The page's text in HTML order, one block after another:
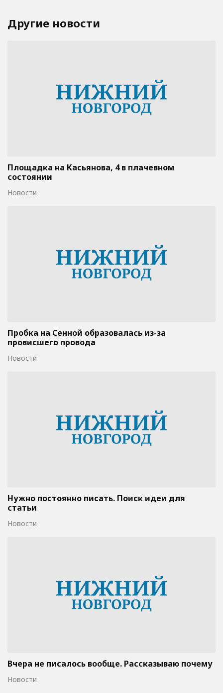
Другие новости
Площадка на Касьянова, 4 в плачевном
состоянии
Новости
Пробка на Сенной образовалась из-за
провисшего провода
Новости
Нужно постоянно писать. Поиск идеи для
статьи
Новости
Вчера не писалось вообще. Рассказываю почему
Новости